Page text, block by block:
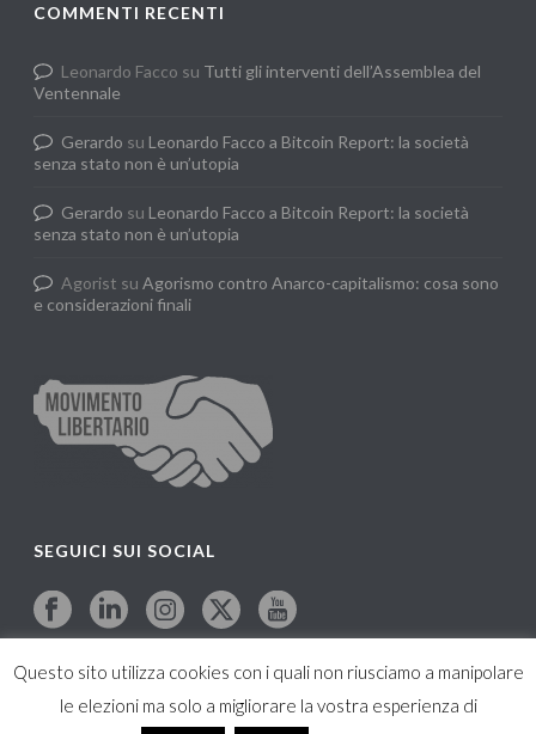
COMMENTI RECENTI
Leonardo Facco su Tutti gli interventi dell’Assemblea del
Ventennale
Gerardo su Leonardo Facco a Bitcoin Report: la società
senza stato non è un’utopia
Gerardo su Leonardo Facco a Bitcoin Report: la società
senza stato non è un’utopia
Agorist suAgorismo contro Anarco-capitalismo: cosa sono
e considerazioni finali
SEGUICI SUI SOCIAL
Questo sito utilizza cookies con i quali non riusciamo a manipolare
le elezioni ma solo a migliorare la vostra esperienza di